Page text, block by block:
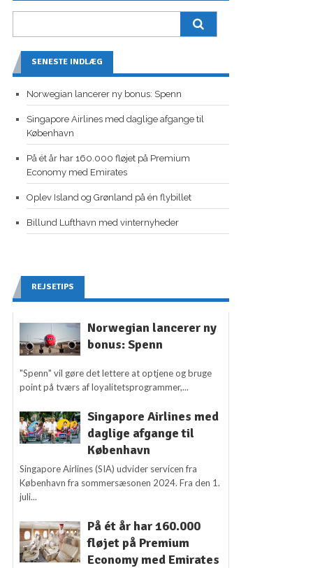
SENESTE INDLÆG
Norwegian lancerer ny bonus: Spenn
Singapore Airlines med daglige afgange til
København
På ét år har 160.000 fløjet på Premium
Economy med Emirates
Oplev Island og Grønland på én flybillet
Billund Lufthavn med vinternyheder
REJSETIPS
Norwegian lancerer ny
bonus: Spenn
"Spenn" vil gøre det lettere at optjene og bruge
point på tværs af loyalitetsprogrammer,...
Singapore Airlines med
daglige afgange til
København
Singapore Airlines (SIA) udvider servicen fra
København fra sommersæsonen 2024. Fra den 1.
juli...
På ét år har 160.000
fløjet på Premium
Economy med Emirates